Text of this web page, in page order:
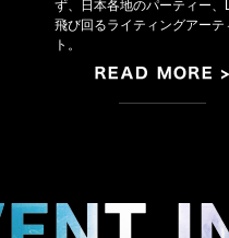
ず、日本各地のパーティー、
飛び回るライティングアーテ
ト。